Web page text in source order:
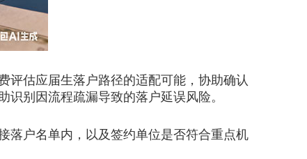
估应届生落户路径的适配可能，协助确认
别因流程疏漏导致的落户延误风险。
户名单内，以及签约单位是否符合重点机